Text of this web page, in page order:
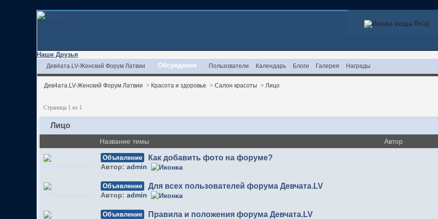
Вход
Наши Друзья
Дев4ата.LV-Женский Форум Латвии Обсуждения Пользователи Календарь Блоги Галерея Награды
Дев4ата.LV-Женский Форум Латвии > Красота и здоровье > Салон красоты > Лицо
Страница 1 из 1
Лицо
Название темы Автор
Объявление Как добавить фото на форуме?
Автор:admin
Объявление Для всех пользователей форума Девчата.LV
Автор:admin
Объявление Правила и положения форума Девчата.LV